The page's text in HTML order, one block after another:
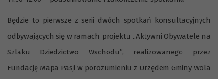
Będzie to pierwsze z serii dwóch spotkań konsultacyjnych
odbywających się w ramach projektu „Aktywni Obywatele na
Szlaku Dziedzictwo Wschodu”, realizowanego przez
Fundację Mapa Pasji w porozumieniu z Urzędem Gminy Wola